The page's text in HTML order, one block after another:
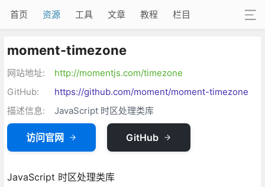
首页 资源 工具 文章 教程 栏目
moment-timezone
网站地址:
http://momentjs.com/timezone
GitHub:
https://github.com/moment/moment-timezone
描述信息:
JavaScript 时区处理类库
访问官网 GitHub
JavaScript 时区处理类库